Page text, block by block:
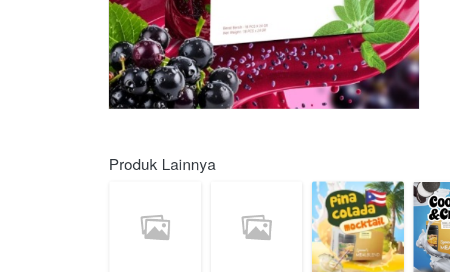
Produk Lainnya